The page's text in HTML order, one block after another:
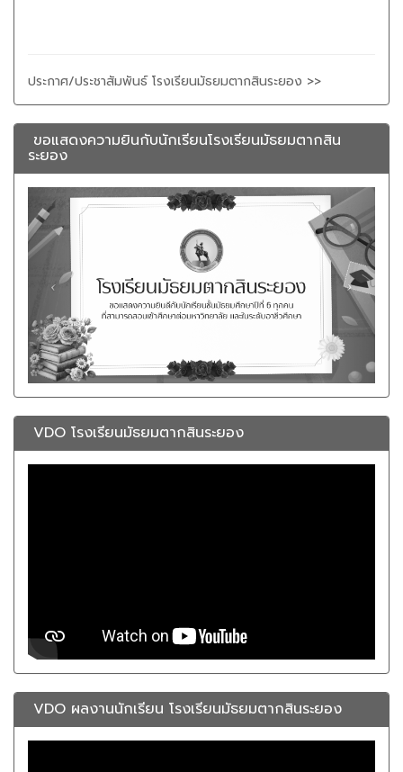
ประกาศ/ประชาสัมพันธ์ โรงเรียนมัธยมตากสินระยอง >>
ขอแสดงความยินกับนักเรียนโรงเรียนมัธยมตากสิน
ระยอง
VDO โรงเรียนมัธยมตากสินระยอง
VDO ผลงานนักเรียน โรงเรียนมัธยมตากสินระยอง